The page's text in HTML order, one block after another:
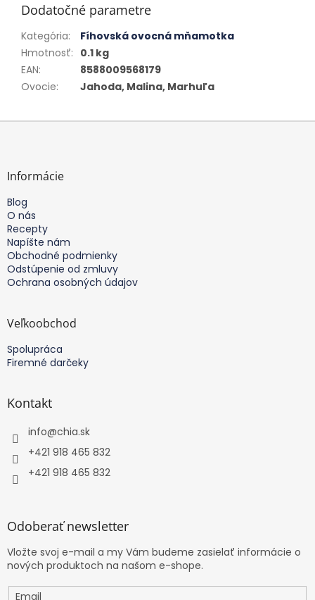
Dodatočné parametre
Kategória:
Fíhovská ovocná mňamotka
Hmotnosť: 0.1 kg
EAN:
8588009568179
Ovocie: Jahoda, Malina, Marhuľa
Z
Informácie
Blog
O nás
Recepty
Napíšte nám
Obchodné podmienky
Odstúpenie od zmluvy
Ochrana osobných údajov
Veľkoobchod
Spolupráca
Firemné darčeky
Kontakt
info@chia.sk
+421 918 465 832
+421 918 465 832
Odoberať newsletter
Vložte svoj e-mail a my Vám budeme zasielať informácie o
nových produktoch na našom e-shope.
Email